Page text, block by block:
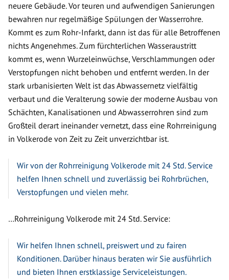
neuere Gebäude. Vor teuren und aufwendigen Sanierungen
bewahren nur regelmäßige Spülungen der Wasserrohre.
Kommt es zum Rohr-Infarkt, dann ist das für alle Betroffenen
nichts Angenehmes. Zum fürchterlichen Wasseraustritt
kommt es, wenn Wurzeleinwüchse, Verschlammungen oder
Verstopfungen nicht behoben und entfernt werden. In der
stark urbanisierten Welt ist das Abwassernetz vielfältig
verbaut und die Veralterung sowie der moderne Ausbau von
Schächten, Kanalisationen und Abwasserrohren sind zum
Großteil derart ineinander vernetzt, dass eine Rohrreinigung
in Volkerode von Zeit zu Zeit unverzichtbar ist.
Wir von der Rohrreinigung Volkerode mit 24 Std. Service
helfen Ihnen schnell und zuverlässig bei Rohrbrüchen,
Verstopfungen und vielen mehr.
…Rohrreinigung Volkerode mit 24 Std. Service:
Wir helfen Ihnen schnell, preiswert und zu fairen
Konditionen. Darüber hinaus beraten wir Sie ausführlich
und bieten Ihnen erstklassige Serviceleistungen.